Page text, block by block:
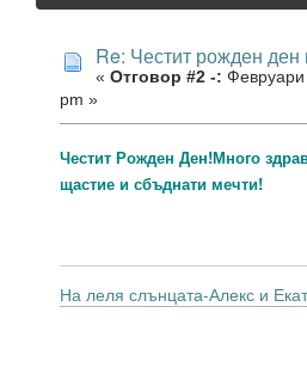
Re: Честит рожден ден
« Отговор #2 -:
pm »
Честит Рожден Ден!Много
щастие и сбъднати мечти!
На леля слънцата-Алекс и